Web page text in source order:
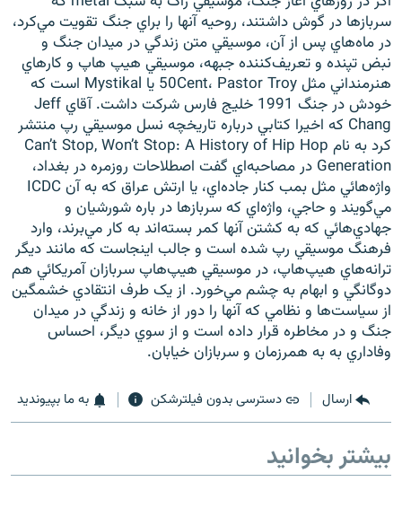
سربازها در گوش داشتند، روحيه آنها را براي جنگ تقويت مي‌کرد،
در ماه‌هاي پس از آن، موسيقي متن زندگي در ميدان جنگ و
نبض تپنده و تعريف‌کننده جبهه، موسيقي هيپ هاپ و کارهاي
هنرمنداني مثل 50Cent، Pastor Troy يا Mystikal است که
خودش در جنگ 1991 خليج فارس شرکت داشت. آقاي Jeff
Chang که اخيرا کتابي درباره تاريخچه نسل موسيقي رپ منتشر
کرد به نام Can’t Stop, Won’t Stop: A History of Hip Hop
Generation در مصاحبه‌اي گفت اصطلاحات روزمره در بغداد،
واژه‌هائي مثل بمب کنار جاده‌اي، يا ارتش عراق که به آن ICDC
مي‌گويند و حاجي، واژه‌اي که سربازها در باره شورشيان و
جهادي‌هائي که به کشتن آنها کمر بسته‌اند به کار مي‌برند، وارد
فرهنگ موسيقي رپ شده است و جالب اينجاست که مانند ديگر
ترانه‌هاي هيپ‌هاپ، در موسيقي هيپ‌هاپ سربازان آمريکائي هم
دوگانگي و ابهام به چشم مي‌خورد. از يک طرف انتقادي خشمگين
از سياست‌ها و نظامي که آنها را دور از خانه و زندگي در ميدان
جنگ و در مخاطره قرار داده است و از سوي ديگر، احساس
وفاداري به به همرزمان و سربازان خيابان.
ارسال دسترسی بدون فیلترشکن به ما بپیوندید
بیشتر بخوانید